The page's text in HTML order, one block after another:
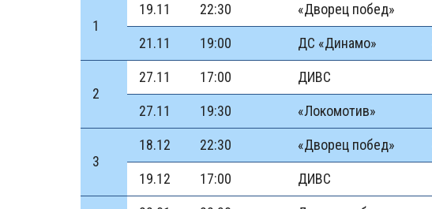
1
19.11 22:30 «Дворец побед»
21.11 19:00 ДС «Динамо»
2
27.11 17:00 ДИВС
27.11 19:30 «Локомотив»
3
18.12 22:30 «Дворец побед»
19.12 17:00 ДИВС